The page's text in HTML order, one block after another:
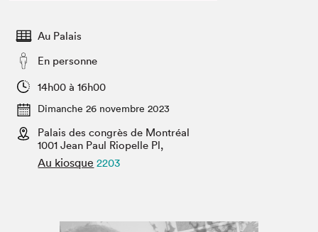
Espace exposant⋅e⋅s
Espace enseignant·e·s
Espace médias
Salon dans la ville et en ligne
Projets partenaires
Au Palais
En personne
14h00 à 16h00
Dimanche 26 novembre 2023
Palais des congrès de Montréal
1001 Jean Paul Riopelle Pl,
Au kiosque 2203